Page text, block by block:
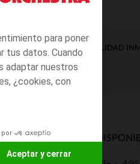
para poner
tus datos. Cuando
adaptar nuestros
¿cookies, con
Aceptar y cerrar
DISPONIBILIDAD
MODOS DE ENVÍO